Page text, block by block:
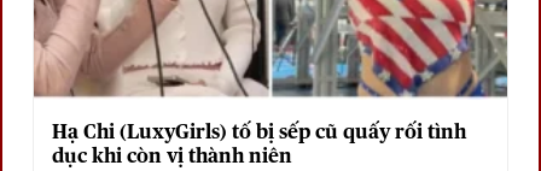
Hạ Chi (LuxyGirls) tố bị sếp cũ quấy rối tình
dục khi còn vị thành niên